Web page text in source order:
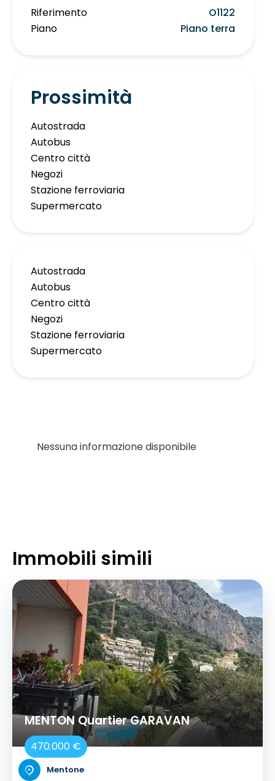
Riferimento
O1122
Piano
Piano terra
Prossimità
Autostrada
Autobus
Centro città
Negozi
Stazione ferroviaria
Supermercato
Autostrada
Autobus
Centro città
Negozi
Stazione ferroviaria
Supermercato
Nessuna informazione disponibile
Immobili simili
MENTON Quartier GARAVAN
470.000 €
Mentone